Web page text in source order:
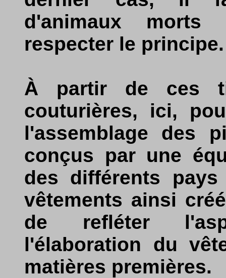
d'animaux morts
respecter le principe.
À partir de ces
couturières, ici,
l'assemblage des
conçus par une
des différents
vêtements ainsi
de refléter
l'élaboration du
matières premières.